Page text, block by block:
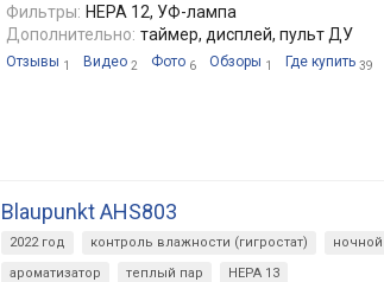
Фильтры: HEPA 12, УФ-лампа
Дополнительно: таймер, дисплей, пульт ДУ
Отзывы 1 Видео 2 Фото 6 Обзоры 1 Где купить 39
Blaupunkt AHS803
2022 год контроль влажности (гигростат)
ароматизатор
теплый пар HEPA 13